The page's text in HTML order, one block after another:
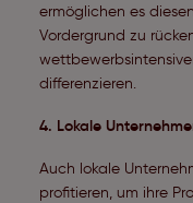
ermöglichen es
Vordergrund zu
differenzieren.
4. Lokale
Auch lokale
profitieren, um ihre